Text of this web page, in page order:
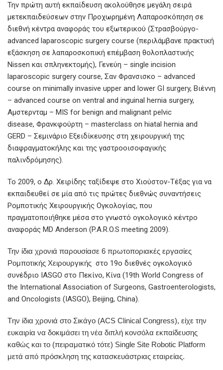
Την πρώτη αυτή εκπαίδευση ακολούθησε μεγάλη σειρά
μετεκπαιδεύσεων στην Προχωρημένη Λαπαροσκόπηση σε
διεθνή κέντρα αναφοράς του εξωτερικού (Στρασβούργο-
advanced laparoscopic surgery course (περιλάμβανε πρακτική
εξάσκηση σε λαπαροσκοπική επέμβαση θολοπλαστικής
Nissen και σπληνεκτομής), Γενεύη – single incision
laparoscopic surgery course, Σαν Φρανσισκο – advanced
course on minimally invasive upper and lower GI surgery, Βιέννη
– advanced course on ventral and inguinal hernia surgery,
Αμστερνταμ – MIS for benign and malignant pelvic
disease, Φρανκφούρτη – masterclass on hiatal hernia and
GERD – Σεμινάριο Εξειδίκευσης στη χειρουργική της
διαφραγματοκήλης και της γαστροοισοφαγικής
παλινδρόμησης).
To 2009, o Δρ. Χειρίδης ταξίδεψε στο Χιούστον-Τέξας για να
εκπαιδευθεί σε μία από τις πρώτες διεθνώς συναντήσεις
Ρομποτικής Χειρουργικής Ογκολογίας, που
πραγματοποιήθηκε μέσα στο γνωστό ογκολογικό κέντρο
αναφοράς MD Anderson (P.A.R.O.S meeting 2009).
Την ίδια χρονιά παρουσίασε 6 πρωτοποριακές εργασίες
Ρομποτικής Χειρουργικής στο 19ο διεθνές ογκολογικό
συνέδριο IASGO στο Πεκίνο, Κίνα (19th World Congress of
the International Association of Surgeons, Gastroenterologists,
and Oncologists (IASGO), Beijing, China).
Tην ίδια χρονιά στο Σικάγο (ACS Clinical Congress), είχε την
ευκαιρία να δοκιμάσει τη νέα διπλή κονσόλα εκπαίδευσης
καθώς και το (πειραματικό τότε) Single Site Robotic Platform
μετά από πρόσκληση της κατασκευάστριας εταιρείας.